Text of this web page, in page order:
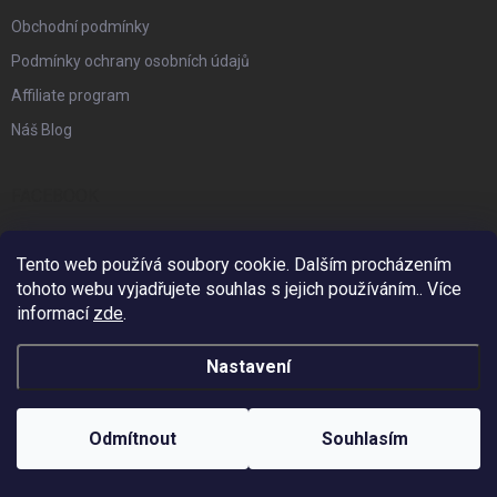
Tento web používá soubory cookie. Dalším procházením
tohoto webu vyjadřujete souhlas s jejich používáním.. Více
informací zde.
Nastavení
Odmítnout Souhlasím
Obchodní podmínky
Podmínky ochrany osobních údajů
Affiliate program
Náš Blog
PŘIJÍMÁME ONLINE PLATBY
KONTAKT